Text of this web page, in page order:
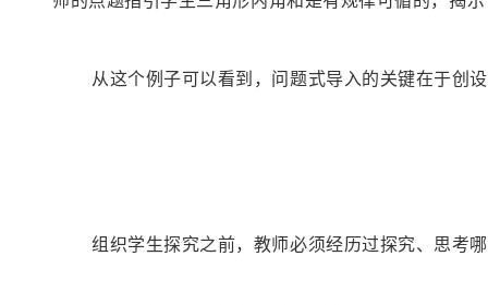
从这个例子可以看到， 问题式导入的关键在于创
组织学生探究之前，教师必须经历过探究、思考